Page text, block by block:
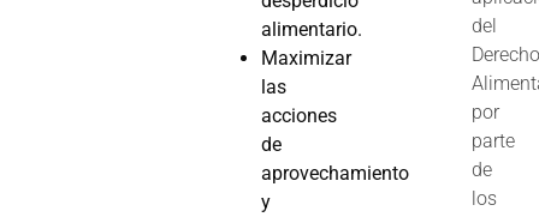
alimentario.
Maximizar
las
acciones
de
aprovechamiento
y
del
por
parte
de
los